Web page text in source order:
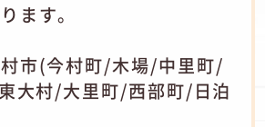
ます。
村市(今村町/木場/中里町/
大村/大里町/西部町/日泊